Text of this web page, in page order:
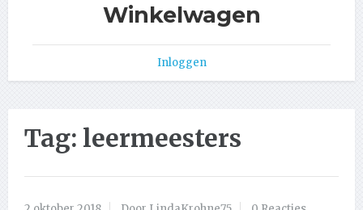
Winkelwagen
Inloggen
Tag: leermeesters